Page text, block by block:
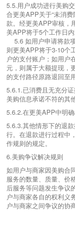
5.5.用户成功进行美购
合更美APP关于“未消
款。经更美APP审核，
美APP将于5个工作日
5.6 如用户申请将款
则更美APP将于3-10个
户的支付账户；如用户
元，则属于大额提现，
的支付路径原路退回至
5.6.1.已消费且无充分
美购信息承诺不符的其
5.6.2.在更美APP中明
5.6.3.其他情形下的退
行。在退款进行过程中
作规则的规定。
6.美购争议解决规则
如用户与商家因美购合
服务的数量、质量、价
后服务等问题发生争议
户与商家各自的权利义
户与商家之间争议的协